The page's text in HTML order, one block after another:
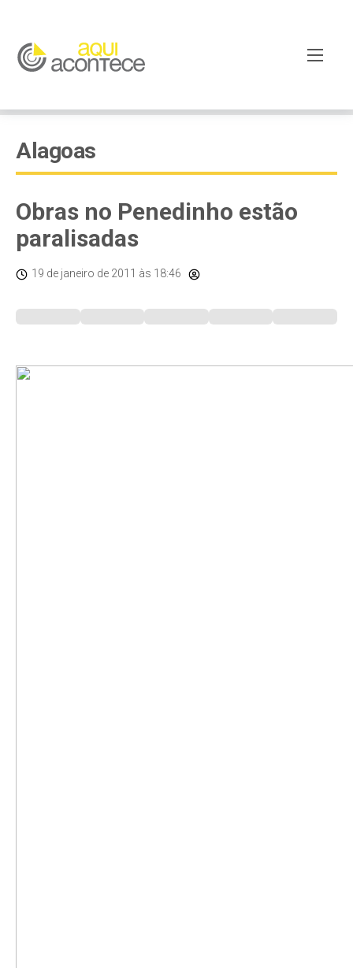
Alagoas
Obras no Penedinho estão
paralisadas
19 de janeiro de 2011 às 18:46